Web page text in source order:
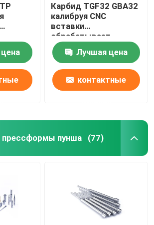
Карбид TGF32 GBA32
калибруя CNC
вставки
обрабатывает
Вертикальн-
установленную
точность на
токарном станке
Лучшая цена
контактные
пунша (77)